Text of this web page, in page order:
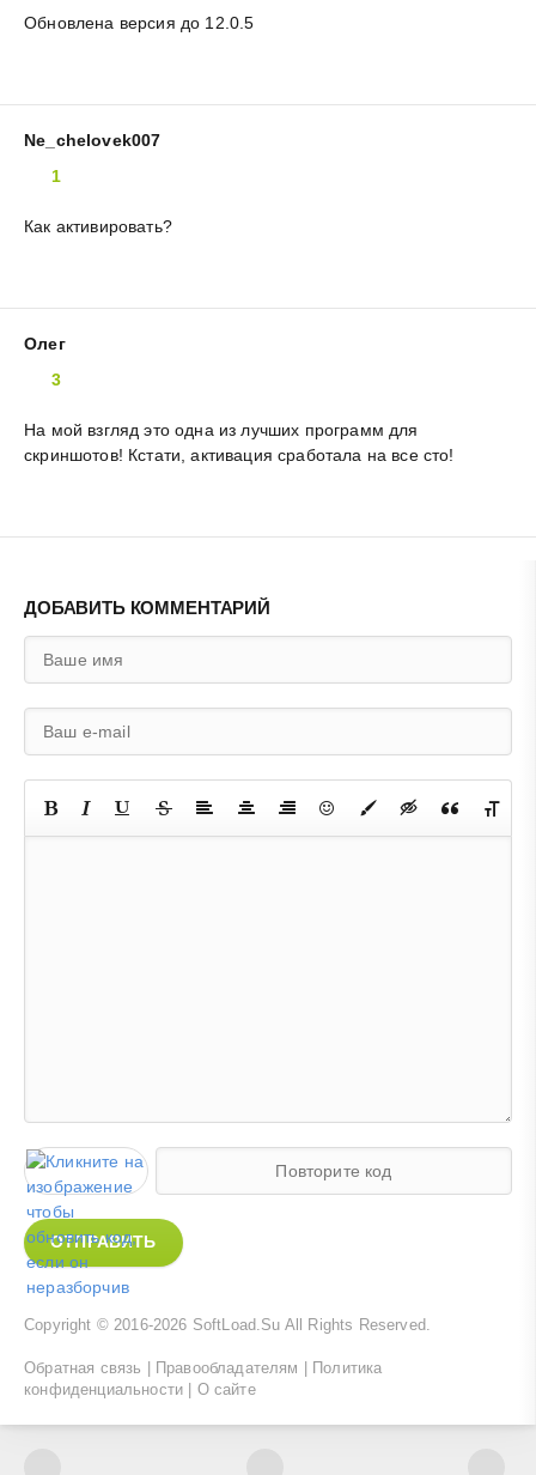
Обновлена версия до 12.0.5
Ne_chelovek007
1
Как активировать?
Олег
3
На мой взгляд это одна из лучших программ для
скриншотов! Кстати, активация сработала на все сто!
ДОБАВИТЬ КОММЕНТАРИЙ
ОТПРАВИТЬ
Copyright © 2016-2026 SoftLoad.Su All Rights Reserved.
Обратная связь Правообладателям
Политика
конфиденциальности
О сайте